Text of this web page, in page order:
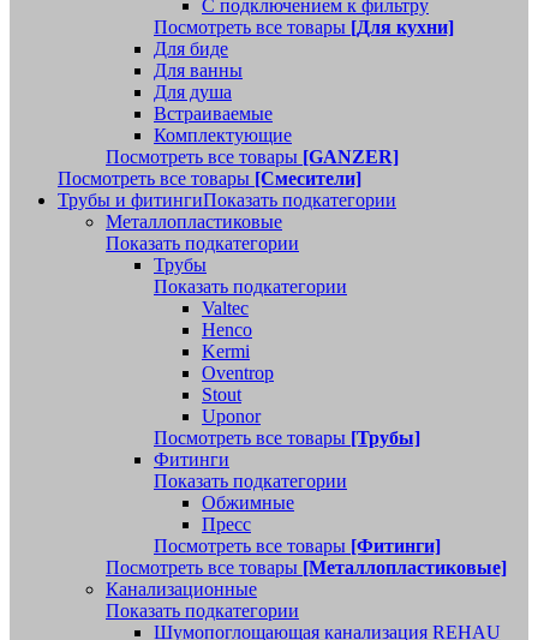
С подключением к фильтру
Посмотреть все товары [Для кухни]
Для биде
Для ванны
Для душа
Встраиваемые
Комплектующие
Посмотреть все товары [GANZER]
Посмотреть все товары [Смесители]
Трубы и фитингиПоказать подкатегории
Металлопластиковые
Показать подкатегории
Трубы
Показать подкатегории
Valtec
Henco
Kermi
Oventrop
Stout
Uponor
Посмотреть все товары [Трубы]
Фитинги
Показать подкатегории
Обжимные
Пресс
Посмотреть все товары [Фитинги]
Посмотреть все товары [Металлопластиковые]
Канализационные
Показать подкатегории
Шумопоглощающая канализация REHAU